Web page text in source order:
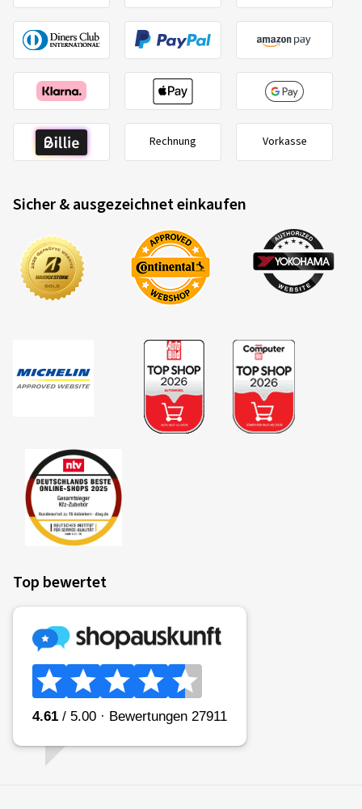
Rechnung Vorkasse
Sicher & ausgezeichnet einkaufen
Top bewertet